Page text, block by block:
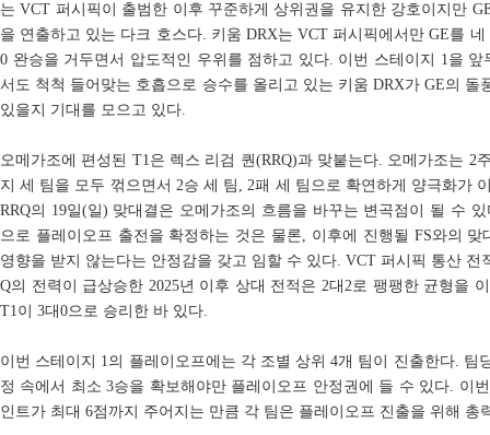
는 VCT 퍼시픽이 출범한 이후 꾸준하게 상위권을 유지한 강호이지만
을 연출하고 있는 다크 호스다. 키움 DRX는 VCT 퍼시픽에서만 GE를
0 완승을 거두면서 압도적인 우위를 점하고 있다. 이번 스테이지 1을 앞
서도 척척 들어맞는 호흡으로 승수를 올리고 있는 키움 DRX가 GE의 돌
있을지 기대를 모으고 있다.
오메가조에 편성된 T1은 렉스 리검 퀀(RRQ)과 맞붙는다. 오메가조는 2
지 세 팀을 모두 꺾으면서 2승 세 팀, 2패 세 팀으로 확연하게 양극화가
RRQ의 19일(일) 맞대결은 오메가조의 흐름을 바꾸는 변곡점이 될 수
으로 플레이오프 출전을 확정하는 것은 물론, 이후에 진행될 FS와의
영향을 받지 않는다는 안정감을 갖고 임할 수 있다. VCT 퍼시픽 통산 전
Q의 전력이 급상승한 2025년 이후 상대 전적은 2대2로 팽팽한 균형을
T1이 3대0으로 승리한 바 있다.
이번 스테이지 1의 플레이오프에는 각 조별 상위 4개 팀이 진출한다. 팀
정 속에서 최소 3승을 확보해야만 플레이오프 안정권에 들 수 있다. 이
인트가 최대 6점까지 주어지는 만큼 각 팀은 플레이오프 진출을 위해 총